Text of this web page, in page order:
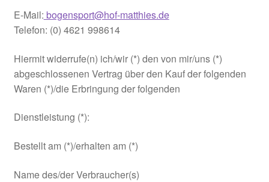
E-Mail: bogensport@hof-matthies.de
Telefon: (0) 4621 998614
Hiermit widerrufe(n) ich/wir (*) den von mir/uns (*)
abgeschlossenen Vertrag über den Kauf der folgenden
Waren (*)/die Erbringung der folgenden
Dienstleistung (*):
Bestellt am (*)/erhalten am (*)
Name des/der Verbraucher(s)